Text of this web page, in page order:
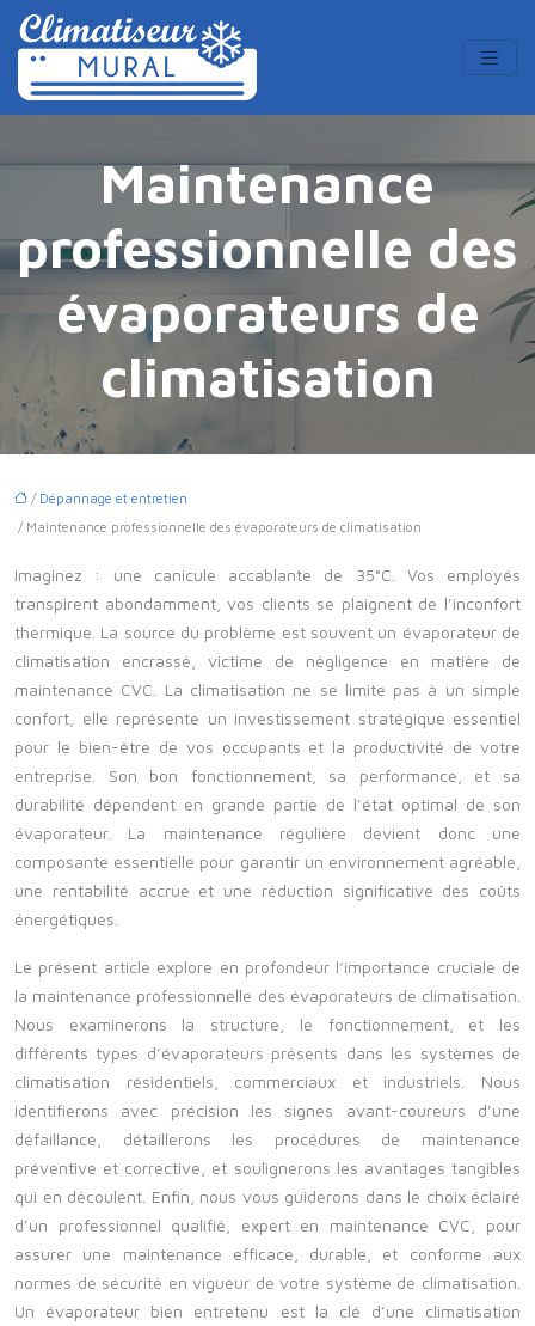
Maintenance
professionnelle des
évaporateurs de
climatisation
/ Dépannage et entretien
/ Maintenance professionnelle des évaporateurs de climatisation
Imaginez : une canicule accablante de 35°C. Vos employés
transpirent abondamment, vos clients se plaignent de l’inconfort
thermique. La source du problème est souvent un évaporateur de
climatisation encrassé, victime de négligence en matière de
maintenance CVC. La climatisation ne se limite pas à un simple
confort, elle représente un investissement stratégique essentiel
pour le bien-être de vos occupants et la productivité de votre
entreprise. Son bon fonctionnement, sa performance, et sa
durabilité dépendent en grande partie de l’état optimal de son
évaporateur. La maintenance régulière devient donc une
composante essentielle pour garantir un environnement agréable,
une rentabilité accrue et une réduction significative des coûts
énergétiques.
Le présent article explore en profondeur l’importance cruciale de
la maintenance professionnelle des évaporateurs de climatisation.
Nous examinerons la structure, le fonctionnement, et les
différents types d’évaporateurs présents dans les systèmes de
climatisation résidentiels, commerciaux et industriels. Nous
identifierons avec précision les signes avant-coureurs d’une
défaillance, détaillerons les procédures de maintenance
préventive et corrective, et soulignerons les avantages tangibles
qui en découlent. Enfin, nous vous guiderons dans le choix éclairé
d’un professionnel qualifié, expert en maintenance CVC, pour
assurer une maintenance efficace, durable, et conforme aux
normes de sécurité en vigueur de votre système de climatisation.
Un évaporateur bien entretenu est la clé d’une climatisation